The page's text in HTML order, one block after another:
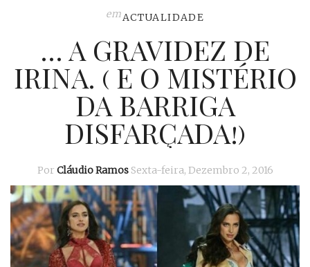
ACTUALIDADE
emACTUALIDADE
… A GRAVIDEZ DE
IRINA. ( E O MISTÉRIO
DA BARRIGA
DISFARÇADA!)
Por Cláudio Ramos Sexta-feira, Dezembro 2, 2016